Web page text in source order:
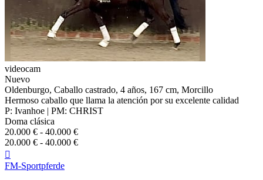
videocam
Nuevo
Oldenburgo, Caballo castrado, 4 años, 167 cm, Morcillo
Hermoso caballo que llama la atención por su excelente calidad
P: Ivanhoe | PM: CHRIST
Doma clásica
20.000 € - 40.000 €
20.000 € - 40.000 €

FM-Sportpferde